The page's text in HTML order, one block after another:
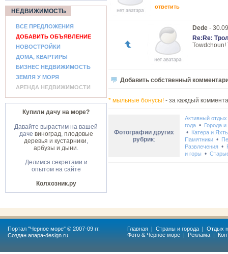
НЕДВИЖИМОСТЬ
ВСЕ ПРЕДЛОЖЕНИЯ
ДОБАВИТЬ ОБЪЯВЛЕНИЕ
НОВОСТРОЙКИ
ДОМА, КВАРТИРЫ
БИЗНЕС НЕДВИЖИМОСТЬ
ЗЕМЛЯ У МОРЯ
АРЕНДА НЕДВИЖИМОСТИ
Купили дачу на море?
Давайте вырастим на вашей
даче виноград, плодовые
деревья и кустарники,
арбузы и дыни.
Делимся секретами и
опытом на сайте
Колхозник.ру
ответить
Dede -
Re:Re:
Towdchoun!
Добавить собственный
* мыльные бонусы! - за каждый
Фотографии других
рубрик:
Активный отдых
года • Города
• Катера и
Памятники •
Развлечения •
и горы •
Портал "Черное море" © 2007-09 гг.
Создан anapa-design.ru
Главная | Страны и города | Отдых
Фото & Черное море | Реклама |